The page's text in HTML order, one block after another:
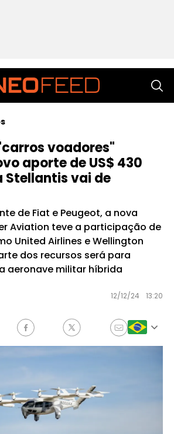
voadores"
aporte de US$ 430
Stellantis vai de
de Fiat e Peugeot, a nova
Aviation teve a participação de
United Airlines e Wellington
dos recursos será para
aeronave militar híbrida
12/12/24 13:20